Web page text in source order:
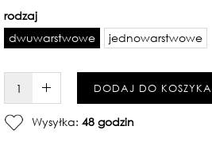
rodzaj
dwuwarstwowe
jednowarstwowe
W KOSZYKU :)DODAJ DO KOSZYKA
Wysyłka: 48 godzin